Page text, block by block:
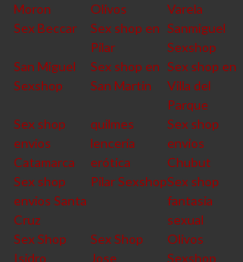
Moron
Olivos
Varela
Sex Beccar
Sex shop en
Pilar
Sanmiguel
Sexshop
San Miguel
Sexshop
Sex shop en
San Martin
Sex shop en
Villa del
Parque
Sex shop
envios
Catamarca
quilmes
lencería
erótica
Sex shop
envios
Chubut
Sex shop
envios Santa
Cruz
Pilar SexshopSex shop
fantasia
sexual
Sex Shop
Isidro
Sex Shop
Jose
Olivos
Sexshop